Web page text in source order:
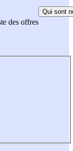
des offres
Qui sont